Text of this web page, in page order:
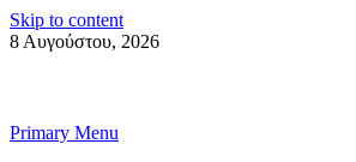
Skip to content
8 Αυγούστου, 2026
Primary Menu